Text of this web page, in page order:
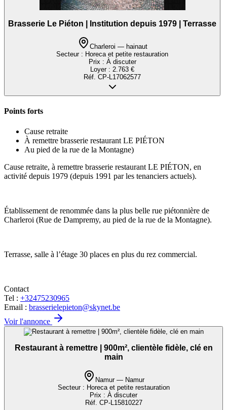
Brasserie Le Piéton | Institution depuis 1979 | Terrasse
Charleroi — hainaut
Secteur : Horeca et petite restauration
Prix : À discuter
Loyer : 2.763 €
Réf. CP-L17062577
Points forts
Cause retraite
À remettre brasserie restaurant LE PIÉTON
Au pied de la rue de la Montagne)
Cause retraite, à remettre brasserie restaurant LE PIÉTON, en
activité depuis 1979 (depuis 1991 par les tenanciers actuels).
Établissement de renommée dans la plus belle rue piétonnière de
Charleroi (Rue de Dampremy, au pied de la rue de la Montagne).
Terrasse, salle à l’étage 30 places en plus du rez commercial.
Contact
Tel : +32475230965
Email : brasserielepieton@skynet.be
Voir l'annonce
Restaurant à remettre | 900m², clientèle fidèle, clé en
main
Namur — Namur
Secteur : Horeca et petite restauration
Prix : À discuter
Réf. CP-L15810227